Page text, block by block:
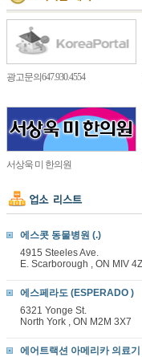
광고문의647.930.4554
서상욱 미 한의원
에스콧 동물병원 (.)
4915 Steeles Ave.
E. Scarborough , ON MIV
에스페라도 (ESPERADO )
6321 Yonge St.
North York , ON M2M 3X7
에어트랙션 아메리카 의료